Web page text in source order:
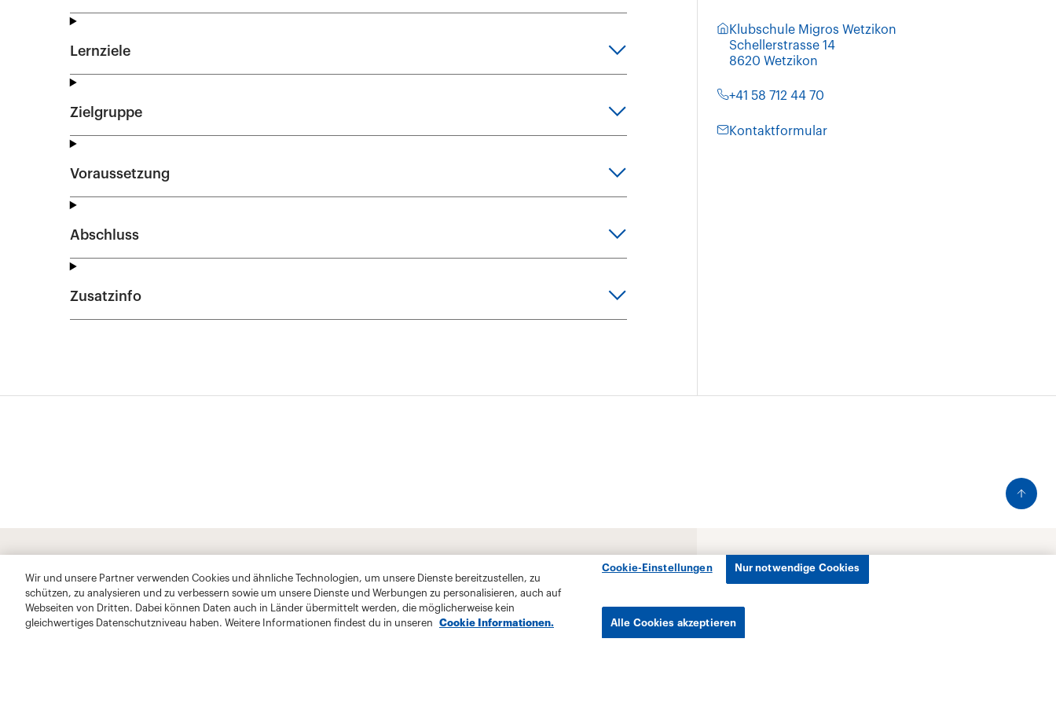
Wir und unsere Partner verwenden Cookies und ähnliche Technologien, um unsere Dienste bereitzustellen, zu
schützen, zu analysieren und zu verbessern sowie um unsere Dienste und Werbungen zu personalisieren, auch auf
Webseiten von Dritten. Dabei können Daten auch in Länder übermittelt werden, die möglicherweise kein
gleichwertiges Datenschutzniveau haben. Weitere Informationen findest du in unseren
Cookie Informationen.
Cookie-Einstellungen Nur notwendige Cookies
Alle Cookies akzeptieren